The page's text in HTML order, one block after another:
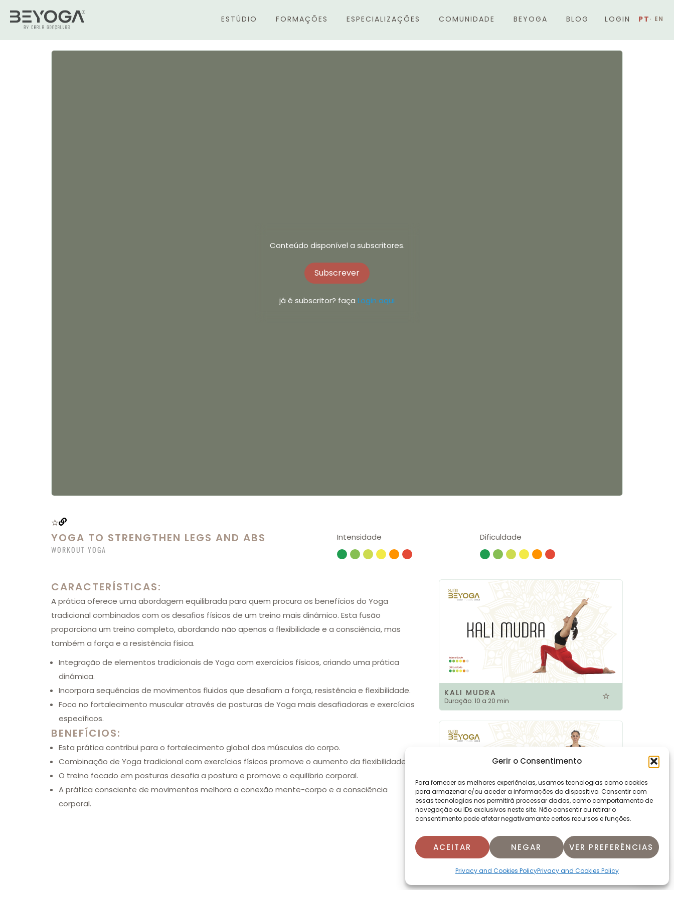
Gerir o Consentimento
Para fornecer as melhores experiências, usamos tecnologias como cookies
para armazenar e/ou aceder a informações do dispositivo. Consentir com
essas tecnologias nos permitirá processar dados, como comportamento de
navegação ou IDs exclusivos neste site. Não consentir ou retirar o
consentimento pode afetar negativamante certos recursos e funções.
ACEITAR NEGAR VER PREFERÊNCIAS
Privacy and Cookies PolicyPrivacy and Cookies Policy
ESTÚDIO FORMAÇÕES ESPECIALIZAÇÕES COMUNIDADE BEYOGA BLOG LOGIN
Conteúdo disponível a subscritores.
Subscrever
já é subscritor? faça Login aqui
YOGA TO STRENGTHEN LEGS AND ABS
WORKOUT YOGA
Intensidade Dificuldade
CARACTERÍSTICAS:
A prática oferece uma abordagem equilibrada para quem procura os benefícios do Yoga
tradicional combinados com os desafios físicos de um treino mais dinâmico. Esta fusão
proporciona um treino completo, abordando não apenas a flexibilidade e a consciência, mas
também a força e a resistência física.
Integração de elementos tradicionais de Yoga com exercícios físicos, criando uma prática
dinâmica.
Incorpora sequências de movimentos fluidos que desafiam a força, resistência e flexibilidade.
Foco no fortalecimento muscular através de posturas de Yoga mais desafiadoras e exercícios
específicos.
BENEFÍCIOS:
Esta prática contribui para o fortalecimento global dos músculos do corpo.
Combinação de Yoga tradicional com exercícios físicos promove o aumento da flexibilidade.
O treino focado em posturas desafia a postura e promove o equilíbrio corporal.
A prática consciente de movimentos melhora a conexão mente-corpo e a consciência
corporal.
KALI MUDRA
Duração:10 a 20 min
-10 min